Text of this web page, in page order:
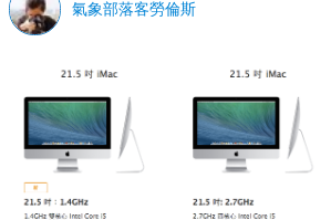
氣象部落客勞倫斯